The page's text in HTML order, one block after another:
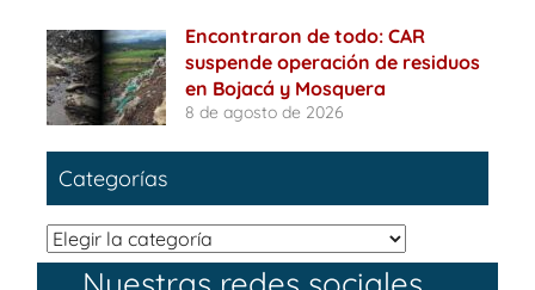
Encontraron de todo: CAR
suspende operación de residuos
en Bojacá y Mosquera
8 de agosto de 2026
Categorías
Categorías